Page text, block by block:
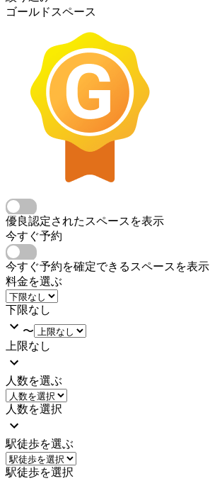
ゴールドスペース
優良認定されたスペースを表示
今すぐ予約
今すぐ予約を確定できるスペースを表示
料金を選ぶ
下限なし
〜
上限なし
人数を選ぶ
人数を選択
駅徒歩を選ぶ
駅徒歩を選択